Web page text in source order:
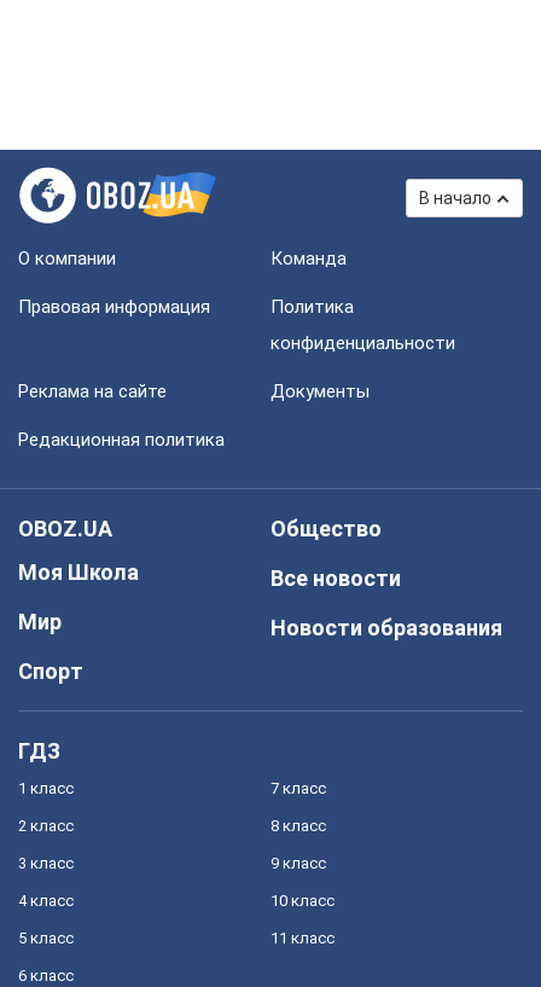
В начало
О компании Команда
Правовая информация
Политика
конфиденциальности
Реклама на сайте Документы
Редакционная политика
OBOZ.UA
Моя Школа
Мир
Спорт
Общество
Все новости
Новости образования
ГДЗ
1 класс
2 класс
3 класс
4 класс
5 класс
6 класс
7 класс
8 класс
9 класс
10 класс
11 класс